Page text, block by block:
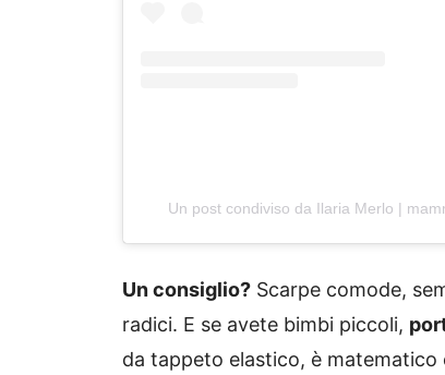
Un post condiviso da Ilaria Merlo |
Un consiglio? Scarpe comode,
radici. E se avete bimbi piccoli,
da tappeto elastico, è